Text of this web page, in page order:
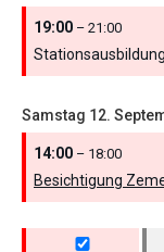
19:00 – 21:00
Samstag 12.
14:00 – 18:00
Besichtigung